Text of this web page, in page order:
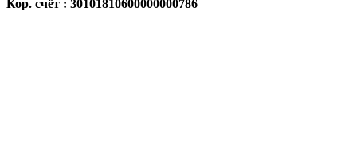
Кор. счёт : 30101810600000000786